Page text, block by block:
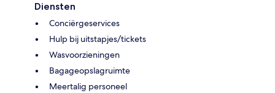
Diensten
Conciërgeservices
Hulp bij uitstapjes/tickets
Wasvoorzieningen
Bagageopslagruimte
Meertalig personeel